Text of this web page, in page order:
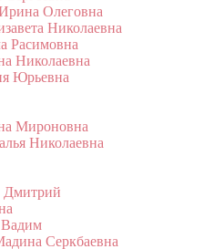
Олеговна
Николаевна
Расимовна
Николаевна
Юрьевна
Мироновна
Николаевна
Дмитрий
Серкбаевна